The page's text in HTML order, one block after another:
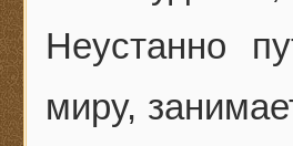
Неустанно
миру,